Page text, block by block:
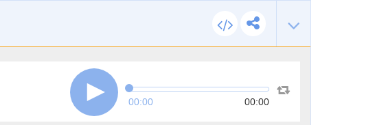
00:00 00:00